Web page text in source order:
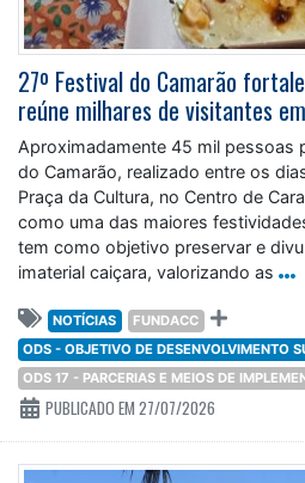
27º Festival do Camarão
reúne milhares de visitantes
Aproximadamente 45 mil pessoas
do Camarão, realizado entre os
Praça da Cultura, no Centro de
como uma das maiores
tem como objetivo preservar e
imaterial caiçara, valorizando as
NOTÍCIAS
FUNDACC
ODS - OBJETIVO DE DESENVOLVIMENTO
ODS 17 - PARCERIAS E MEIOS DE
PUBLICADO EM 27/07/2026